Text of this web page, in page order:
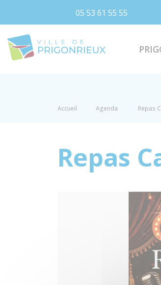
05 53 61 55 55
Accueil Agenda Repas
Repas